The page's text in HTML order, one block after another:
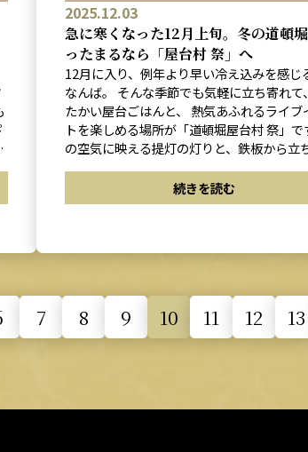
2025.12.03
急に寒くなった12月上旬。冬の道頓
ったまるなら「屋台村 祭」へ
12月に入り、例年より早い冷え込みを感じ
なんば。 そんな季節でも気軽に立ち寄れて
たかい屋台ごはんと、 熱気あふれるライブ
トを楽しめる場所が「道頓堀屋台村 祭」で
の空気に映える提灯の灯りと、鉄板から立
村の魅力をぎゅっとまとめてお届けします。
続きを読む
7 8 9 10 11 12 13